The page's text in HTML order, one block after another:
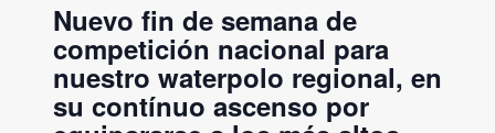
Nuevo fin de semana de
competición nacional para
nuestro waterpolo regional, en
su contínuo ascenso por